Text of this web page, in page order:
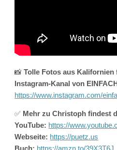
📸Tolle Fotos aus Kalifornien
Instagram-Kanal von
https://www.instagram.com/
✅ Mehr zu Christoph findest
YouTube: https://
Webseite: https://puetz.us